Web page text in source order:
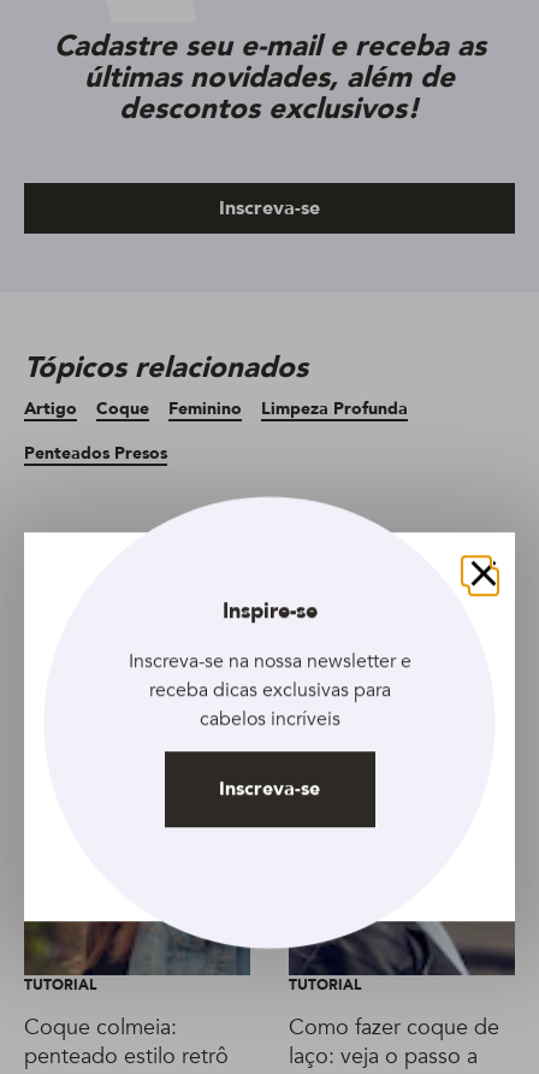
Cadastre seu e-mail e receba as
últimas novidades, além de
descontos exclusivos!
Inscreva-se
Tópicos relacionados
Artigo Coque Feminino
Limpeza Profunda
Penteados Presos
TUTORIAL
Coque colmeia:
penteado estilo retrô
TUTORIAL
Como fazer coque de
laço: veja o passo a
Fechar
Inspire-se
Inscreva-se na nossa newsletter e
receba dicas exclusivas para
cabelos incríveis
Inscreva-se